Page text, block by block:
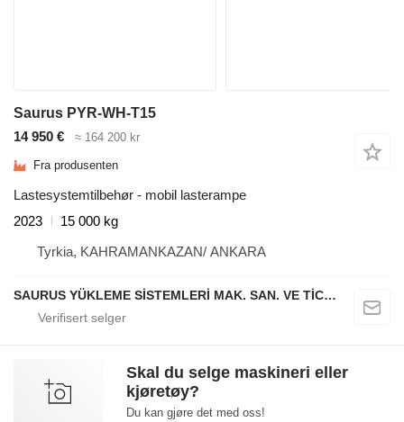
Saurus PYR-WH-T15
14 950 €
≈ 164 200 kr
Fra produsenten
Lastesystemtilbehør - mobil lasterampe
2023
15 000 kg
Tyrkia, KAHRAMANKAZAN/ ANKARA
SAURUS YÜKLEME SİSTEMLERİ MAK. SAN. VE TİC. LTD. ŞTİ.
Skal du selge maskineri eller
kjøretøy?
Du kan gjøre det med oss!